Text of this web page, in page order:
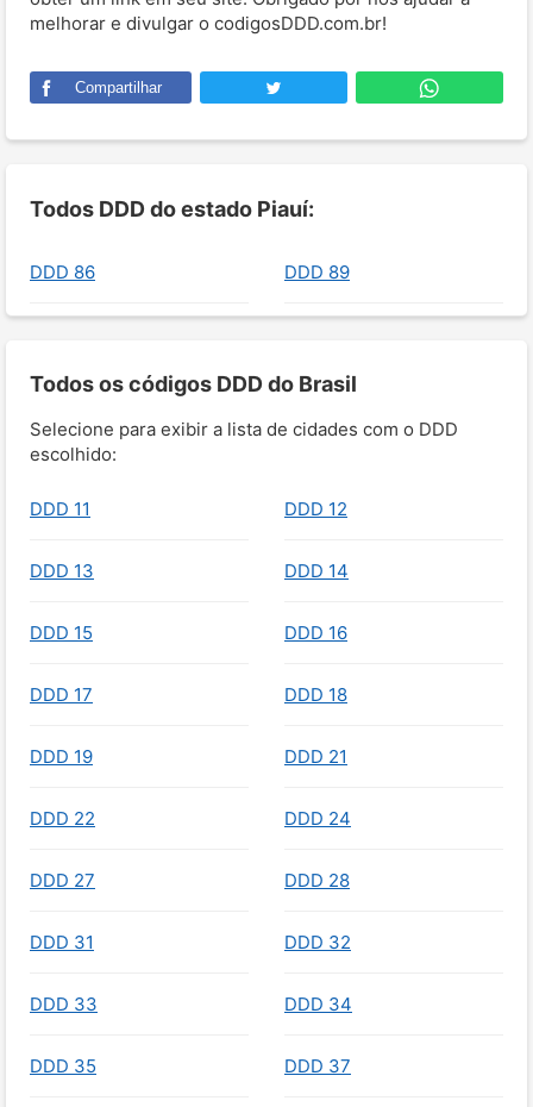
melhorar e divulgar o codigosDDD.com.br!
Compartilhar
Todos DDD do estado Piauí:
DDD 86 DDD 89
Todos os códigos DDD do Brasil
Selecione para exibir a lista de cidades com o DDD
escolhido:
DDD 11 DDD 12
DDD 13 DDD 14
DDD 15 DDD 16
DDD 17 DDD 18
DDD 19 DDD 21
DDD 22 DDD 24
DDD 27 DDD 28
DDD 31 DDD 32
DDD 33 DDD 34
DDD 35 DDD 37